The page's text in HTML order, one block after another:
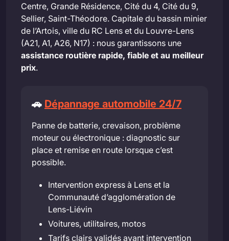
Centre, Grande Résidence, Cité du 4, Cité du 9,
Sellier, Saint-Théodore. Capitale du bassin minier
de l’Artois, ville du RC Lens et du Louvre-Lens
(A21, A1, A26, N17) : nous garantissons une
assistance routière rapide, fiable et au meilleur
prix.
🚗 Dépannage automobile 24/7
Panne de batterie, crevaison, problème
moteur ou électronique : diagnostic sur
place et remise en route lorsque c’est
possible.
Intervention express à Lens et la
Communauté d’agglomération de
Lens-Liévin
Voitures, utilitaires, motos
Tarifs clairs validés avant intervention